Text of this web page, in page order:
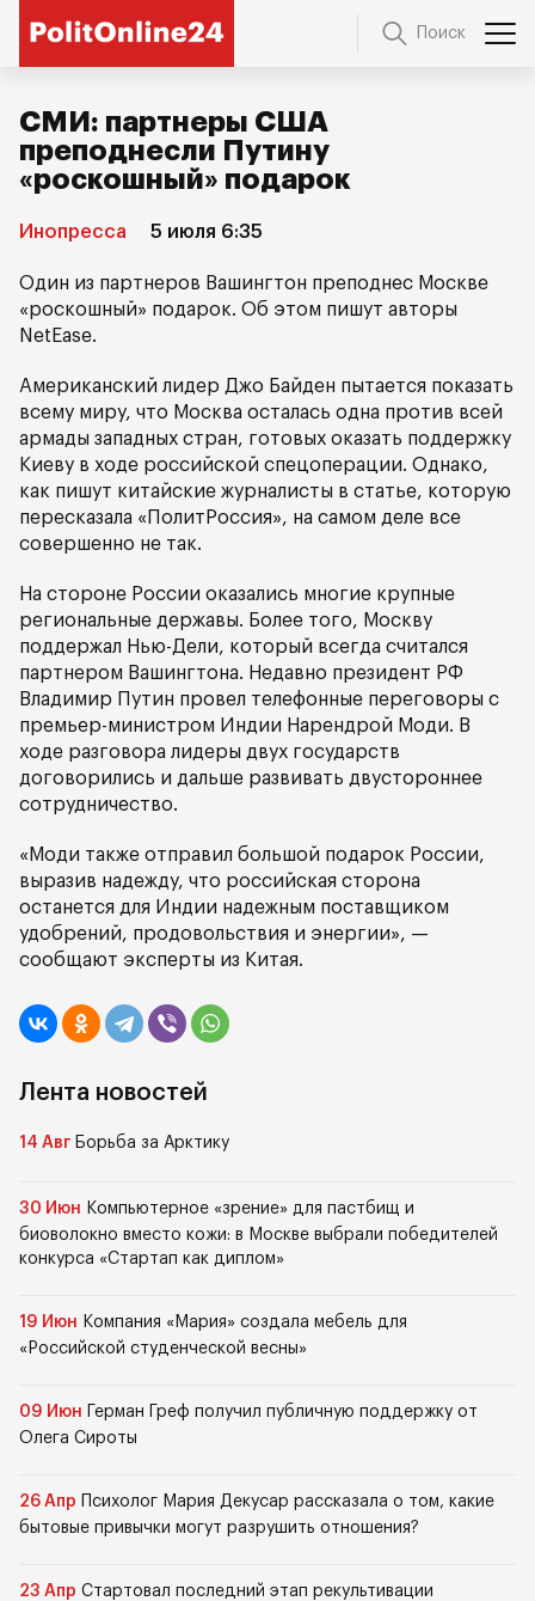
Поиск
СМИ: партнеры США
преподнесли Путину
«роскошный» подарок
Инопресса 5 июля 6:35
Один из партнеров Вашингтон преподнес Москве
«роскошный» подарок. Об этом пишут авторы
NetEase.
Американский лидер Джо Байден пытается показать
всему миру, что Москва осталась одна против всей
армады западных стран, готовых оказать поддержку
Киеву в ходе российской спецоперации. Однако,
как пишут китайские журналисты в статье, которую
пересказала «ПолитРоссия», на самом деле все
совершенно не так.
На стороне России оказались многие крупные
региональные державы. Более того, Москву
поддержал Нью-Дели, который всегда считался
партнером Вашингтона. Недавно президент РФ
Владимир Путин провел телефонные переговоры с
премьер-министром Индии Нарендрой Моди. В
ходе разговора лидеры двух государств
договорились и дальше развивать двустороннее
сотрудничество.
«Моди также отправил большой подарок России,
выразив надежду, что российская сторона
останется для Индии надежным поставщиком
удобрений, продовольствия и энергии», —
сообщают эксперты из Китая.
Лента новостей
14 Авг Борьба за Арктику
30 Июн Компьютерное «зрение» для пастбищ и
биоволокно вместо кожи: в Москве выбрали победителей
конкурса «Стартап как диплом»
19 Июн Компания «Мария» создала мебель для
«Российской студенческой весны»
09 Июн
Герман Греф получил публичную поддержку от
Олега Сироты
26 Апр
Психолог Мария Декусар рассказала о том, какие
бытовые привычки могут разрушить отношения?
23 Апр Стартовал последний этап рекультивации